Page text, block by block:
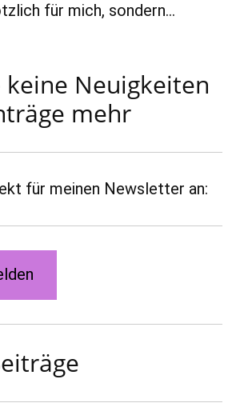
für mich, sondern…
keine Neuigkeiten
mehr
für meinen Newsletter an: